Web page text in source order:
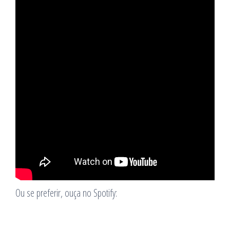
Ou se preferir, ouça no Spotify: